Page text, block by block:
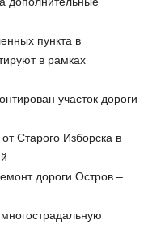
пункта в
в рамках
участок дороги
Старого Изборска в
дороги Остров –